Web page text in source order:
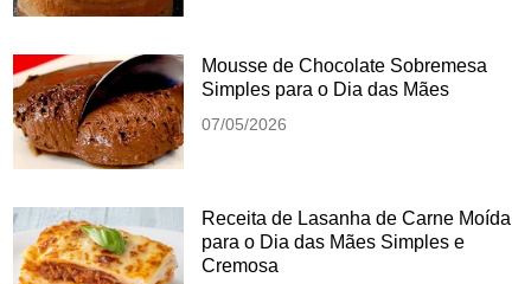
Mousse de Chocolate Sobremesa
Simples para o Dia das Mães
07/05/2026
Receita de Lasanha de Carne Moída
para o Dia das Mães Simples e
Cremosa